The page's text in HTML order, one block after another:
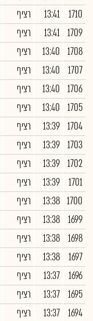
1710
13:41 רציף
1709
13:41 רציף
1708
13:40 רציף
1707
13:40 רציף
1706
13:40 רציף
1705
13:40 רציף
1704
13:39 רציף
1703
13:39 רציף
1702
13:39 רציף
1701
13:39 רציף
1700
13:38 רציף
1699
13:38 רציף
1698
13:38 רציף
1697
13:38 רציף
1696
13:37 רציף
1695
13:37 רציף
1694
13:37 רציף